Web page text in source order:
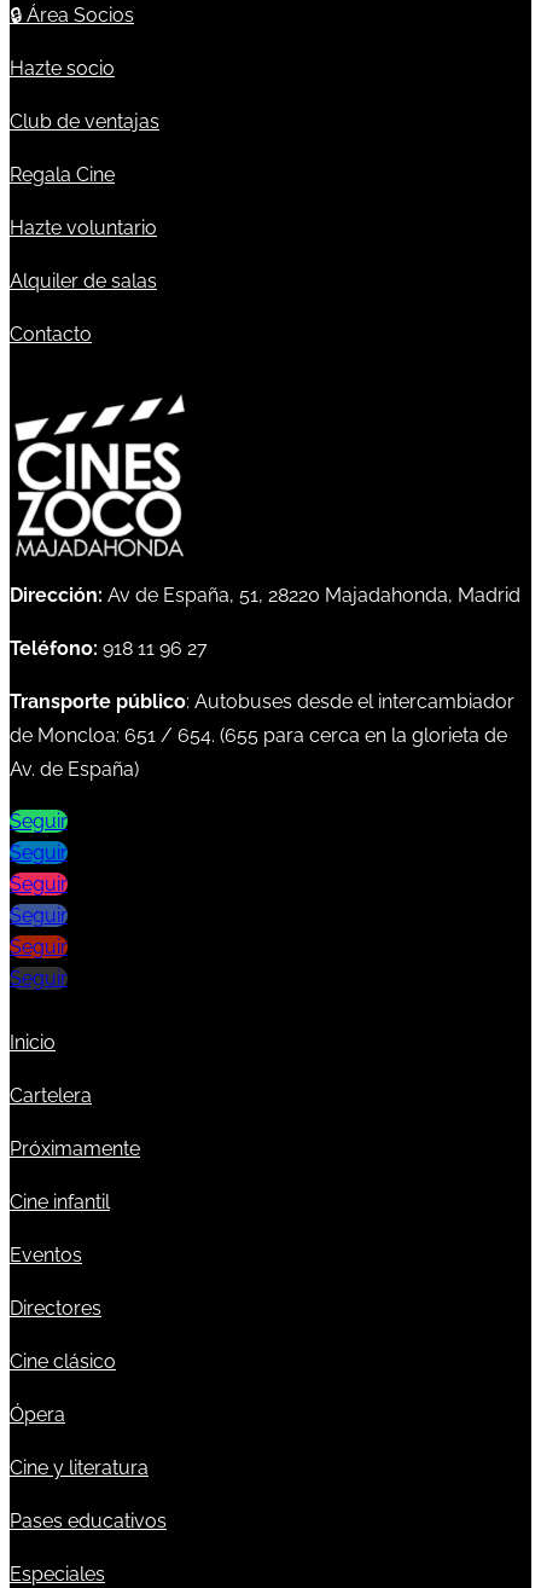
🔒 Área Socios
Hazte socio
Club de ventajas
Regala Cine
Hazte voluntario
Alquiler de salas
Contacto
Dirección: Av de España, 51, 28220 Majadahonda, Madrid
Teléfono: 918 11 96 27
Transporte público: Autobuses desde el intercambiador
de Moncloa: 651 / 654. (655 para cerca en la glorieta de
Av. de España)
Seguir
Seguir
Seguir
Seguir
Seguir
Seguir
Inicio
Cartelera
Próximamente
Cine infantil
Eventos
Directores
Cine clásico
Ópera
Cine y literatura
Pases educativos
Especiales